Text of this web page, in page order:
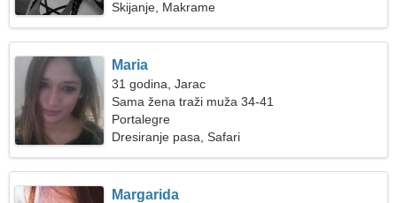
Skijanje, Makrame
Maria
31 godina, Jarac
Sama žena traži muža 34-41
Portalegre
Dresiranje pasa, Safari
Margarida